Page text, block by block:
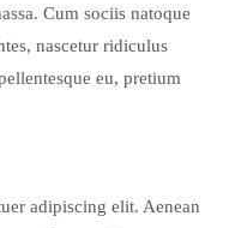
Cum sociis natoque
nascetur ridiculus
eu, pretium
adipiscing elit. Aenean